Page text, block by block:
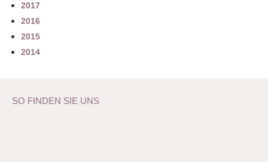
2017
2016
2015
2014
SO FINDEN SIE UNS